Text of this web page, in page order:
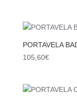
PORTAVELA
105,60€